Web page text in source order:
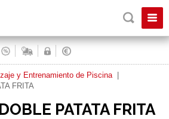
y Entrenamiento de Piscina|
FRITA
PATATA FRITA